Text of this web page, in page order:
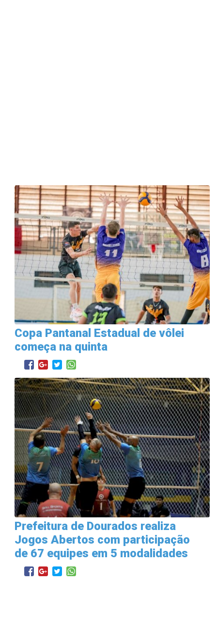
Copa Pantanal Estadual de vôlei
começa na quinta
Prefeitura de Dourados realiza
Jogos Abertos com participação
de 67 equipes em 5 modalidades